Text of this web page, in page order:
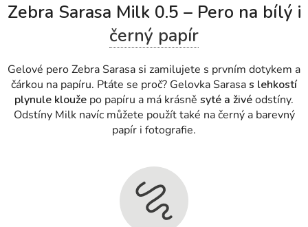
Zebra Sarasa Milk 0.5 – Pero na bílý i
černý papír
Gelové pero Zebra Sarasa si zamilujete s prvním dotykem a
čárkou na papíru. Ptáte se proč? Gelovka Sarasas lehkostí
plynule klouže po papíru a má krásně syté a živéodstíny.
Odstíny Milk navíc můžete použít také na černý a barevný
papír i fotografie.